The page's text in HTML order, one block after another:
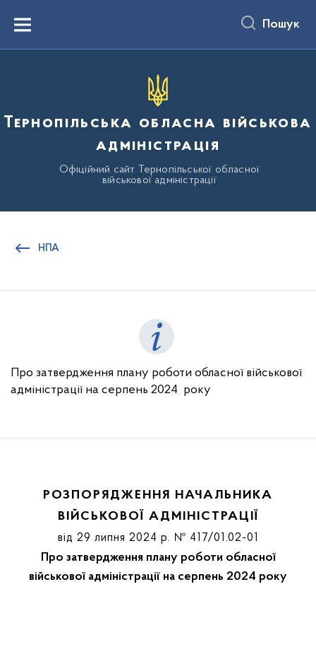
вмістуMenu Пошук
Тернопільська обласна військова
адміністрація
Офіційний сайт Тернопільської обласної
військової адміністрації
НПА
Про затвердження плану роботи обласної військової
адміністрації на серпень 2024 року
РОЗПОРЯДЖЕННЯ НАЧАЛЬНИКА
ВІЙСЬКОВОЇ АДМІНІСТРАЦІЇ
від 29 липня 2024 р. № 417/01.02-01
Про затвердження плану роботи обласної
військової адміністрації на серпень 2024 року